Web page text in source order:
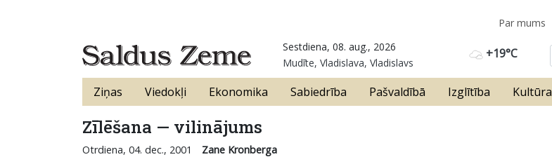
Par mums
+19°C
Sestdiena, 08. aug., 2026
Mudīte, Vladislava, Vladislavs
Ziņas Viedokļi Ekonomika Sabiedrība Pašvaldībā Izglītība Kultūra
Zīlēšana — vilinājums
Otrdiena, 04. dec., 2001 Zane Kronberga